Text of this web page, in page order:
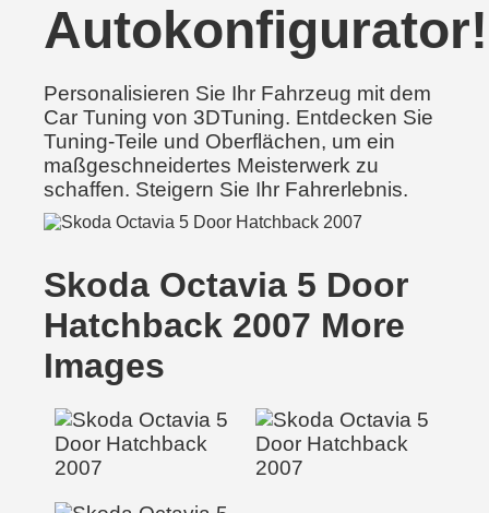
Autokonfigurator!
Personalisieren Sie Ihr Fahrzeug mit dem
Car Tuning von 3DTuning. Entdecken Sie
Tuning-Teile und Oberflächen, um ein
maßgeschneidertes Meisterwerk zu
schaffen. Steigern Sie Ihr Fahrerlebnis.
Skoda Octavia 5 Door
Hatchback 2007 More
Images